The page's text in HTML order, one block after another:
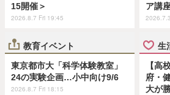
15開催＞
2026.8.7 Fri 19:45
ア講
教育イベント
東京都市大「科学体験教室」
24の実験企画…小中向け9/6
2026.8.7 Fri 18:15
生
【高
府・
大が